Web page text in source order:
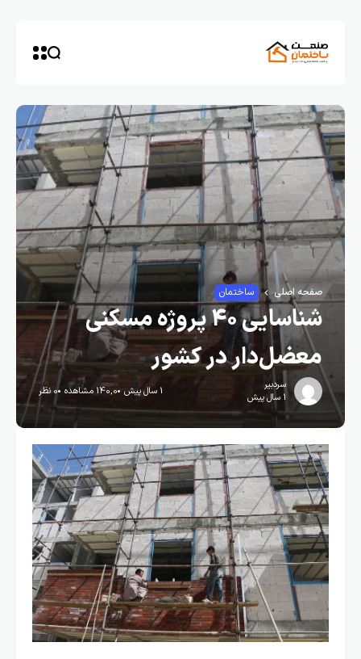
صفحه اصلی ساختمان
شناسایی ۴۰ پروژه مسکنی
معضل‌دار در کشور
سردبیر
1 سال پیش
1 سال پیش 140,0 مشاهده 0 نظر